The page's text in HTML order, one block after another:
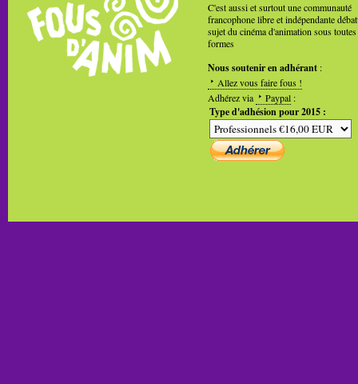
C'est aussi et surtout une communauté
francophone libre et indépendante
sujet du cinéma d'animation sous toutes
formes
Nous soutenir en adhérant :
Allez vous faire fous !
Adhérez via
Paypal :
Type d'adhésion pour 2015 :